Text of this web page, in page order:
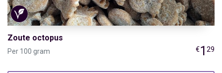
Zoute octopus
Per 100 gram €1 29